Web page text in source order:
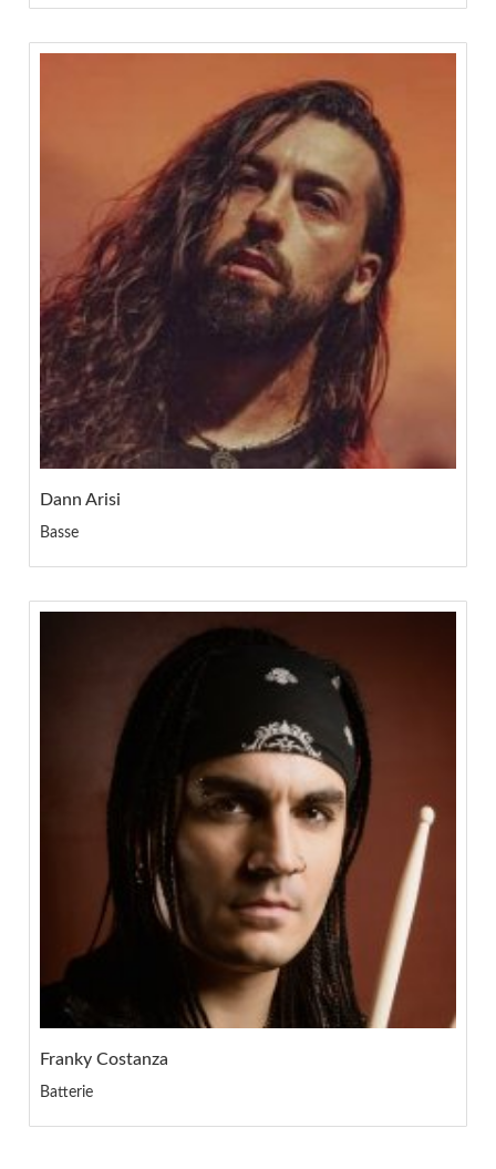
Dann Arisi
Basse
Franky Costanza
Batterie